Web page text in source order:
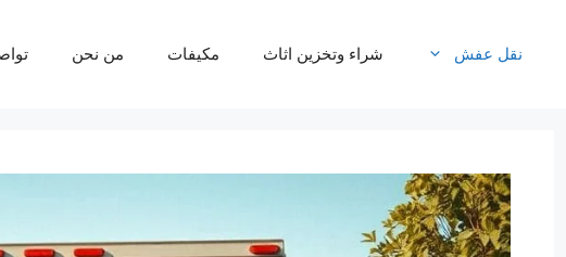
نقل عفش شراء وتخزين اثاث مكيفات من نحن